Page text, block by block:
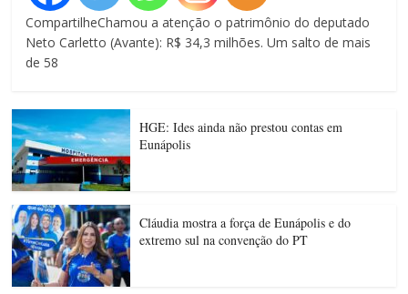
CompartilheChamou a atenção o patrimônio do deputado
Neto Carletto (Avante): R$ 34,3 milhões. Um salto de mais
de 58
HGE: Ides ainda não prestou contas em
Eunápolis
Cláudia mostra a força de Eunápolis e do
extremo sul na convenção do PT